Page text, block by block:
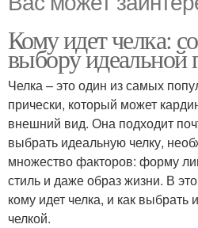
Кому идет челка:
выбору идеальной
Челка – это один из самых
прически, который может
внешний вид. Она подходит
выбрать идеальную челку,
множество факторов: форму
стиль и даже образ жизни. В
кому идет челка, и как выбрать
челкой.